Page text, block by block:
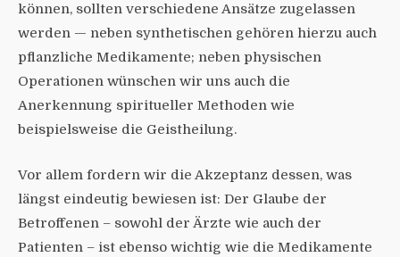
können, sollten verschiedene Ansätze zugelassen
werden — neben synthetischen gehören hierzu auch
pflanzliche Medikamente; neben physischen
Operationen wünschen wir uns auch die
Anerkennung spiritueller Methoden wie
beispielsweise die Geistheilung.
Vor allem fordern wir die Akzeptanz dessen, was
längst eindeutig bewiesen ist: Der Glaube der
Betroffenen – sowohl der Ärzte wie auch der
Patienten – ist ebenso wichtig wie die Medikamente